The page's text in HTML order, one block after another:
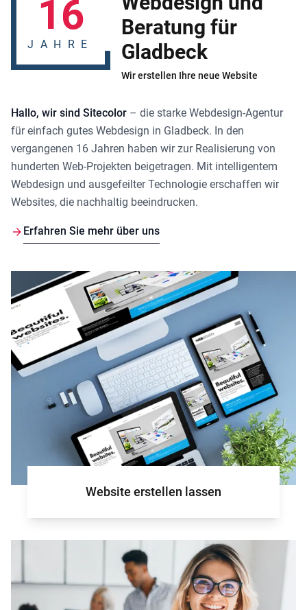
16
JAHRE
Beratung für
Gladbeck
Wir erstellen Ihre neue Website
Hallo, wir sind Sitecolor – die starke Webdesign-Agentur
für einfach gutes Webdesign in Gladbeck. In den
vergangenen 16 Jahren haben wir zur Realisierung von
hunderten Web-Projekten beigetragen. Mit intelligentem
Webdesign und ausgefeilter Technologie erschaffen wir
Websites, die nachhaltig beeindrucken.
Erfahren Sie mehr über uns
Website erstellen lassen